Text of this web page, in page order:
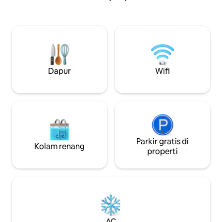
kabin ini adalah
untuk melarikan
bersantai di alam.
Tapalpa yang
Dapur Wifi
Kolam renang
Parkir gratis di
properti